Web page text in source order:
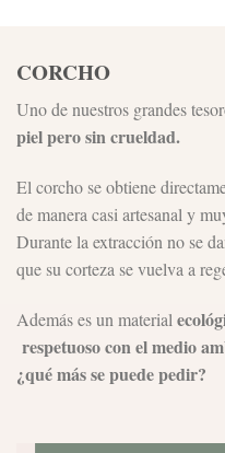
CORCHO
Uno de nuestros grandes
piel pero sin crueldad.
El corcho se obtiene
de manera casi artesanal y
Durante la extracción no se
que su corteza se vuelva a
Además es un material
respetuoso con el medio
¿qué más se puede pedir?